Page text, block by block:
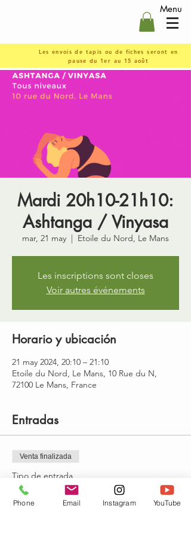
Menu
Les envois de tapis ou de fiches seront en
pause du 1er au 15 août
Mardi 20h10-21h10:
Ashtanga / Vinyasa
mar, 21 may
  |
Etoile du Nord, Le Mans
Les inscriptions sont closes
Voir autres événements
Horario y ubicación
21 may 2024, 20:10 – 21:10
Etoile du Nord, Le Mans, 10 Rue du N,
72100 Le Mans, France
Entradas
Venta finalizada
Tipo de entrada
yoga : Mardi 20h10-21h10
Phone Email Instagram YouTube